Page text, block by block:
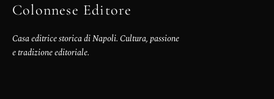
Colonnese Editore
Casa editrice storica di Napoli. Cultura, passione
e tradizione editoriale.